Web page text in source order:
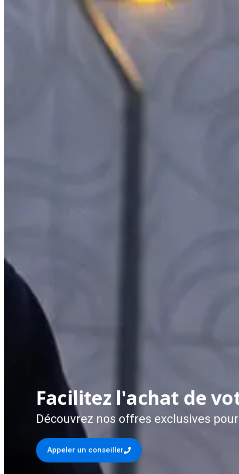
Facilitez l'achat de
Découvrez nos offres exclusives
Appeler un conseiller